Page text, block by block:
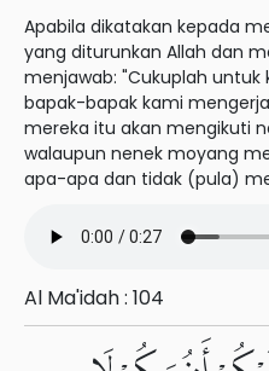
Apabila dikatakan kepada
yang diturunkan Allah dan
menjawab: "Cukuplah
bapak-bapak kami
mereka itu akan mengikuti
walaupun nenek moyang
apa-apa dan tidak (pula)
Al Ma'idah : 104